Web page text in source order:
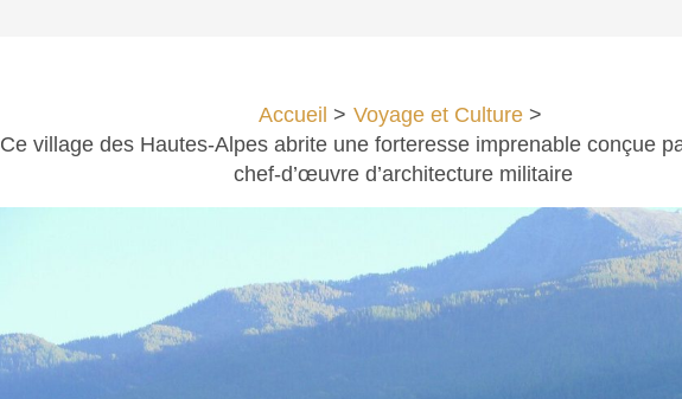
Accueil
Voyage et Culture
Ce village des Hautes-Alpes abrite une forteresse imprenable conçue
chef-d’œuvre d’architecture militaire